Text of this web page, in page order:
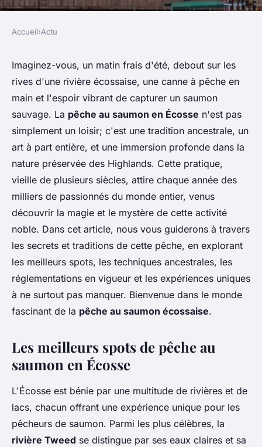
Comment découvrir les
traditions de la pêche au
saumon en Écosse?
Sarah•4 juillet 2024•6 min de lecture
Accueil›Actu
Imaginez-vous, un matin frais d'été, debout sur les
rives d'une rivière écossaise, une canne à pêche en
main et l'espoir vibrant de capturer un saumon
sauvage. La pêche au saumon en Écosse n'est pas
simplement un loisir; c'est une tradition ancestrale, un
art à part entière, et une immersion profonde dans la
nature préservée des Highlands. Cette pratique,
vieille de plusieurs siècles, attire chaque année des
milliers de passionnés du monde entier, venus
découvrir la magie et le mystère de cette activité
noble. Dans cet article, nous vous guiderons à travers
les secrets et traditions de cette pêche, en explorant
les meilleurs spots, les techniques ancestrales, les
réglementations en vigueur et les expériences uniques
à ne surtout pas manquer. Bienvenue dans le monde
fascinant de la pêche au saumon écossaise.
Les meilleurs spots de pêche au
saumon en Écosse
L'Écosse est bénie par une multitude de rivières et de
lacs, chacun offrant une expérience unique pour les
pêcheurs de saumon. Parmi les plus célèbres, la
rivière Tweed se distingue par ses eaux claires et sa